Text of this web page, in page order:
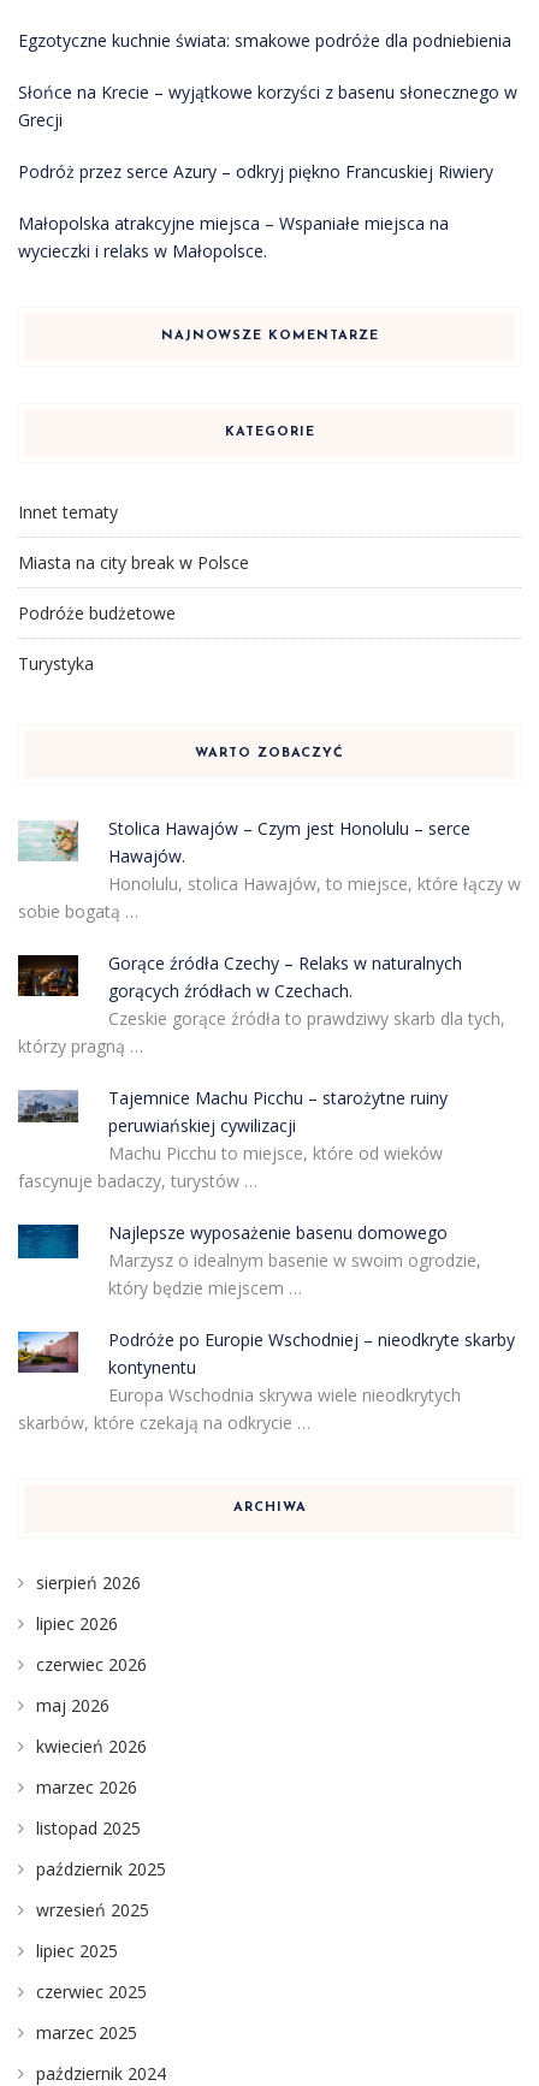
Egzotyczne kuchnie świata: smakowe podróże dla podniebienia
Słońce na Krecie – wyjątkowe korzyści z basenu słonecznego w
Grecji
Podróż przez serce Azury – odkryj piękno Francuskiej Riwiery
Małopolska atrakcyjne miejsca – Wspaniałe miejsca na
wycieczki i relaks w Małopolsce.
NAJNOWSZE KOMENTARZE
KATEGORIE
Innet tematy
Miasta na city break w Polsce
Podróże budżetowe
Turystyka
WARTO ZOBACZYĆ
Stolica Hawajów – Czym jest Honolulu – serce
Hawajów.
Honolulu, stolica Hawajów, to miejsce, które łączy w
sobie bogatą …
Gorące źródła Czechy – Relaks w naturalnych
gorących źródłach w Czechach.
Czeskie gorące źródła to prawdziwy skarb dla tych,
którzy pragną …
Tajemnice Machu Picchu – starożytne ruiny
peruwiańskiej cywilizacji
Machu Picchu to miejsce, które od wieków
fascynuje badaczy, turystów …
Najlepsze wyposażenie basenu domowego
Marzysz o idealnym basenie w swoim ogrodzie,
który będzie miejscem …
Podróże po Europie Wschodniej – nieodkryte skarby
kontynentu
Europa Wschodnia skrywa wiele nieodkrytych
skarbów, które czekają na odkrycie …
ARCHIWA
sierpień 2026
lipiec 2026
czerwiec 2026
maj 2026
kwiecień 2026
marzec 2026
listopad 2025
październik 2025
wrzesień 2025
lipiec 2025
czerwiec 2025
marzec 2025
październik 2024